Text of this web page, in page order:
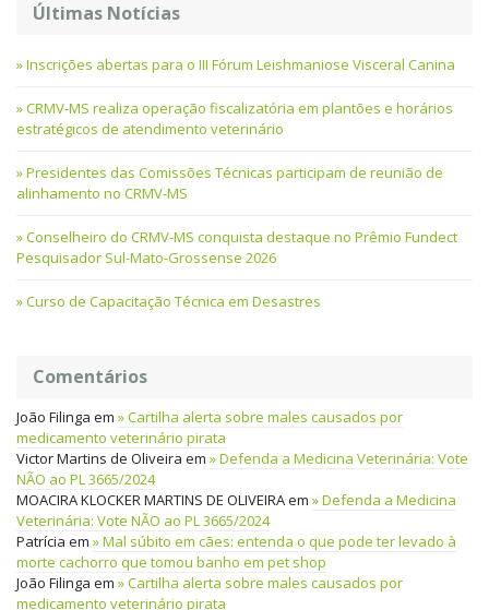
Últimas Notícias
Inscrições abertas para o III Fórum Leishmaniose Visceral Canina
CRMV-MS realiza operação fiscalizatória em plantões e horários
estratégicos de atendimento veterinário
Presidentes das Comissões Técnicas participam de reunião de
alinhamento no CRMV-MS
Conselheiro do CRMV-MS conquista destaque no Prêmio Fundect
Pesquisador Sul-Mato-Grossense 2026
Curso de Capacitação Técnica em Desastres
Comentários
João Filinga em
Cartilha alerta sobre males causados por
medicamento veterinário pirata
Victor Martins de Oliveira em
Defenda a Medicina Veterinária: Vote
NÃO ao PL 3665/2024
MOACIRA KLOCKER MARTINS DE OLIVEIRAem
Defenda a Medicina
Veterinária: Vote NÃO ao PL 3665/2024
Patrícia em
Mal súbito em cães: entenda o que pode ter levado à
morte cachorro que tomou banho em pet shop
João Filinga em
Cartilha alerta sobre males causados por
medicamento veterinário pirata